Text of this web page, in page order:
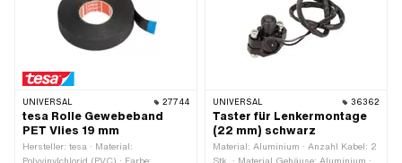
UNIVERSAL 27744
tesa Rolle Gewebeband
PET Vlies 19 mm
Hersteller: tesa · Material:
Polyvinylchlorid (PVC) · Farbe:
UNIVERSAL 36362
Taster für Lenkermontage
(22 mm) schwarz
Material: Aluminium · Anzahl Kabel: 2
Stk. · Material Gehäuse: Aluminium ·